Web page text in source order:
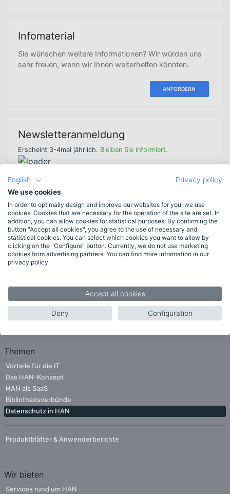
Infomaterial
Sie wünschen weitere Informationen? Wir würden uns
sehr freuen, wenn wir Ihnen weiterhelfen könnten.
ANFORDERN
Newsletteranmeldung
Erscheint 3-4mal jährlich. Bleiben Sie informiert.
Funktionen
Neu in HAN 6
Weitere Funktionen
Funktionsliste
Systemvoraussetzungen
Unternehmen
Themen
Vorteile für die IT
Das HAN-Konzept
HAN als SaaS
Bibliotheksverbünde
Datenschutz in HAN
Produktblätter & Anwenderberichte
Wir bieten
Services rund um HAN
English
Privacy policy
We use cookies
In order to optimally design and improve our websites for you, we use
cookies. Cookies that are necessary for the operation of the site are set. In
addition, you can allow cookies for statistical purposes. By confirming the
button "Accept all cookies", you agree to the use of necessary and
statistical cookies. You can select which cookies you want to allow by
clicking on the "Configure" button. Currently, we do not use marketing
cookies from advertising partners. You can find more information in our
privacy policy.
Accept all cookies
Deny Configuration